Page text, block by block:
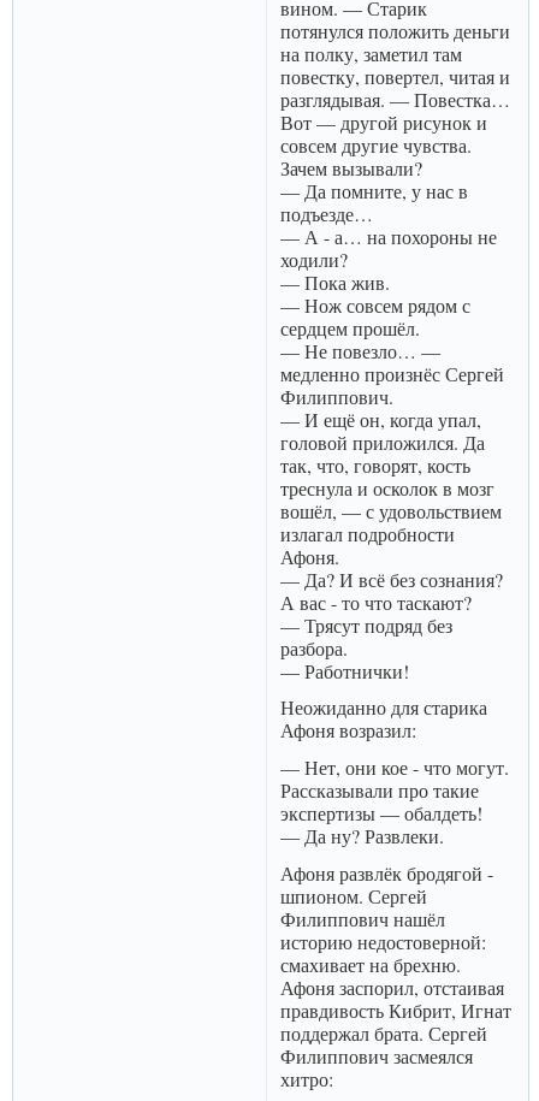
вином. — Старик
потянулся положить деньги
на полку, заметил там
повестку, повертел, читая и
разглядывая. — Повестка…
Вот — другой рисунок и
совсем другие чувства.
Зачем вызывали?
— Да помните, у нас в
подъезде…
— А - а… на похороны не
ходили?
— Пока жив.
— Нож совсем рядом с
сердцем прошёл.
— Не повезло… —
медленно произнёс Сергей
Филиппович.
— И ещё он, когда упал,
головой приложился. Да
так, что, говорят, кость
треснула и осколок в мозг
вошёл, — с удовольствием
излагал подробности
Афоня.
— Да? И всё без сознания?
А вас - то что таскают?
— Трясут подряд без
разбора.
— Работнички!
Неожиданно для старика
Афоня возразил:
— Нет, они кое - что могут.
Рассказывали про такие
экспертизы — обалдеть!
— Да ну? Развлеки.
Афоня развлёк бродягой -
шпионом. Сергей
Филиппович нашёл
историю недостоверной:
смахивает на брехню.
Афоня заспорил, отстаивая
правдивость Кибрит, Игнат
поддержал брата. Сергей
Филиппович засмеялся
хитро: